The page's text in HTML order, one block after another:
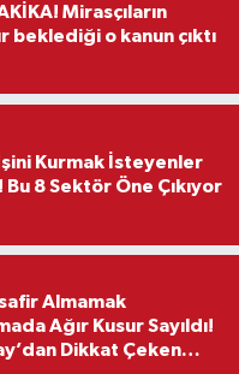
beklediği o kanun çıktı
Kurmak İsteyenler
Bu 8 Sektör Öne Çıkıyor
Almamak
Ağır Kusur Sayıldı!
Dikkat Çeken